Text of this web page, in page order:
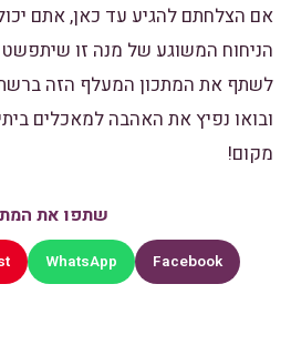
אם הצלחתם להגיע עד כאן, אתם
הניחוח המשוגע של מנה זו
לשתף את המתכון המעלף הזה
ובואו נפיץ את האהבה למאכלים
מקום!
שתפו את
Facebook
WhatsApp